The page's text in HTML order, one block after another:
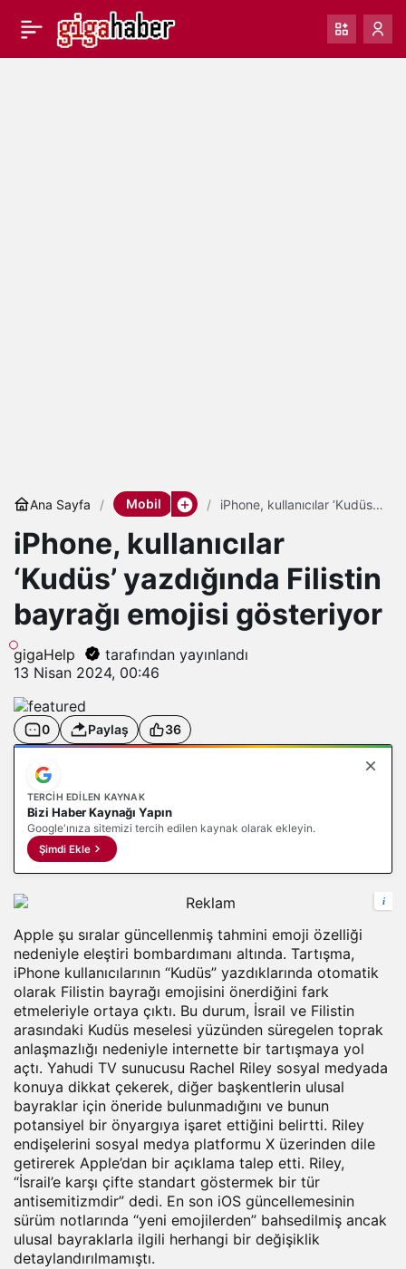
Ana Sayfa Mobil
iPhone, kullanıcılar ‘Kudüs’
emojisi gösteriyor
iPhone, kullanıcılar
‘Kudüs’ yazdığında Filistin
bayrağı emojisi gösteriyor
gigaHelp
tarafından yayınlandı
13 Nisan 2024, 00:46
0 Paylaş 36
TERCIH EDILEN KAYNAK
Bizi Haber Kaynağı Yapın
Google'ınıza sitemizi tercih edilen kaynak olarak ekleyin.
Şimdi Ekle
i
Apple şu sıralar güncellenmiş tahmini emoji özelliği
nedeniyle eleştiri bombardımanı altında. Tartışma,
iPhone kullanıcılarının “Kudüs” yazdıklarında otomatik
olarak Filistin bayrağı emojisini önerdiğini fark
etmeleriyle ortaya çıktı. Bu durum, İsrail ve Filistin
arasındaki Kudüs meselesi yüzünden süregelen toprak
anlaşmazlığı nedeniyle internette bir tartışmaya yol
açtı. Yahudi TV sunucusu Rachel Riley sosyal medyada
konuya dikkat çekerek, diğer başkentlerin ulusal
bayraklar için öneride bulunmadığını ve bunun
potansiyel bir önyargıya işaret ettiğini belirtti. Riley
endişelerini sosyal medya platformu X üzerinden dile
getirerek Apple’dan bir açıklama talep etti. Riley,
“İsrail’e karşı çifte standart göstermek bir tür
antisemitizmdir” dedi. En son iOS güncellemesinin
sürüm notlarında “yeni emojilerden” bahsedilmiş ancak
ulusal bayraklarla ilgili herhangi bir değişiklik
detaylandırılmamıştı.